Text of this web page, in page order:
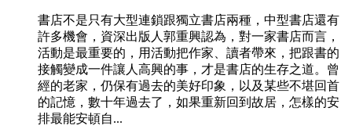
書店不是只有大型連鎖跟獨立書店兩種，中型書店還有
許多機會，資深出版人郭重興認為，對一家書店而言，
活動是最重要的，用活動把作家、讀者帶來，把跟書的
接觸變成一件讓人高興的事，才是書店的生存之道。曾
經的老家，仍保有過去的美好印象，以及某些不堪回首
的記憶，數十年過去了，如果重新回到故居，怎樣的安
排最能安頓自...